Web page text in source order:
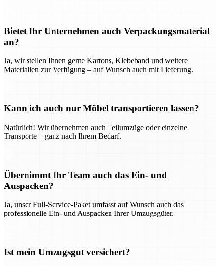
Bietet Ihr Unternehmen auch Verpackungsmaterial
an?
Ja, wir stellen Ihnen gerne Kartons, Klebeband und weitere
Materialien zur Verfügung – auf Wunsch auch mit Lieferung.
Kann ich auch nur Möbel transportieren lassen?
Natürlich! Wir übernehmen auch Teilumzüge oder einzelne
Transporte – ganz nach Ihrem Bedarf.
Übernimmt Ihr Team auch das Ein- und
Auspacken?
Ja, unser Full-Service-Paket umfasst auf Wunsch auch das
professionelle Ein- und Auspacken Ihrer Umzugsgüter.
Ist mein Umzugsgut versichert?